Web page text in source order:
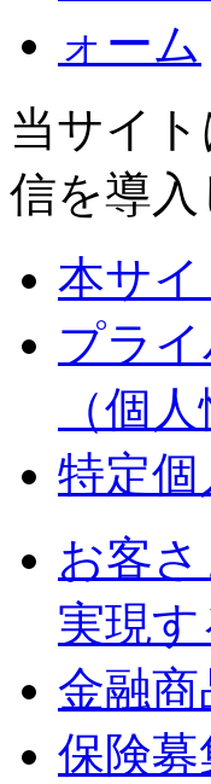
当サイ
信を導入
本サ
プラ
（個
特定
お客
実現
金融
保険